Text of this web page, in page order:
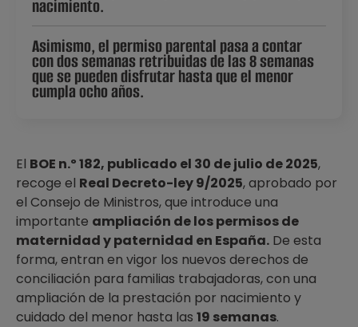
nacimiento.
Asimismo, el permiso parental pasa a contar
con dos semanas retribuidas de las 8 semanas
que se pueden disfrutar hasta que el menor
cumpla ocho años.
El BOE n.º 182, publicado el 30 de julio de 2025,
recoge el Real Decreto-ley 9/2025, aprobado por
el Consejo de Ministros, que introduce una
importante ampliación de los permisos de
maternidad y paternidad en España. De esta
forma, entran en vigor los nuevos derechos de
conciliación para familias trabajadoras, con una
ampliación de la prestación por nacimiento y
cuidado del menor hasta las 19 semanas.